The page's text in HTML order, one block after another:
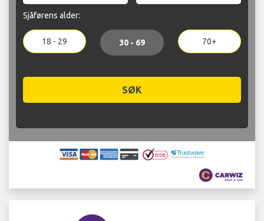
Sjåførens alder:
18 - 29 30 - 69 70+
SØK